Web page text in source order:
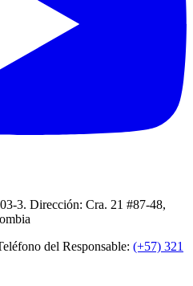
3. Dirección: Cra. 21 #87-48,
del Responsable: (+57) 321